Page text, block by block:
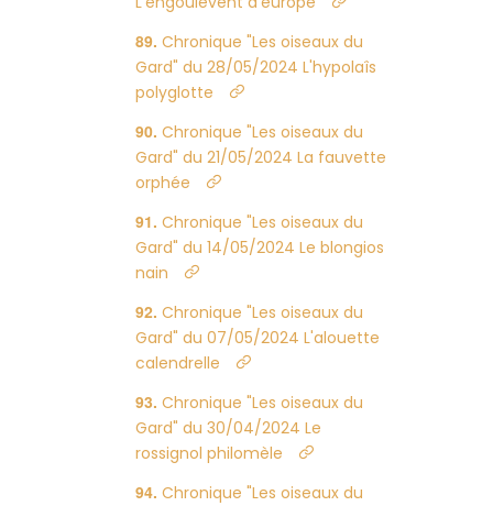
Chronique "Les oiseaux du
Gard" du 28/05/2024 L'hypolaîs
polyglotte
Chronique "Les oiseaux du
Gard" du 21/05/2024 La fauvette
orphée
Chronique "Les oiseaux du
Gard" du 14/05/2024 Le blongios
nain
Chronique "Les oiseaux du
Gard" du 07/05/2024 L'alouette
calendrelle
Chronique "Les oiseaux du
Gard" du 30/04/2024 Le
rossignol philomèle
Chronique "Les oiseaux du